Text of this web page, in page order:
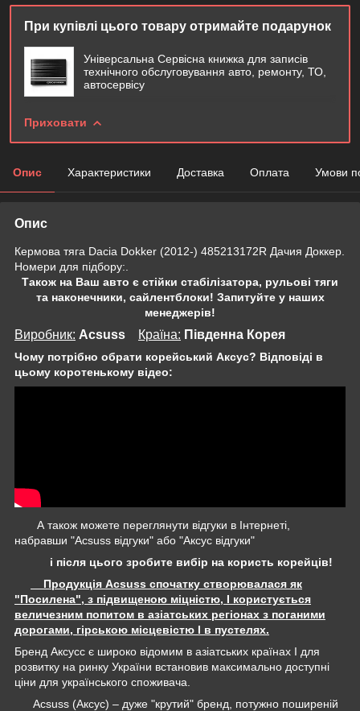
При купівлі цього товару отримайте подарунок
Універсальна Сервісна книжка для записів
технічного обслуговування авто, ремонту, ТО,
автосервісу
Приховати
Опис Характеристики Доставка Оплата Умови
Опис
Кермова тяга Dacia Dokker (2012-) 485213172R Дачия Доккер.
Номери для підбору:.
Також на Ваш авто є стійки стабілізатора, рульові тяги
та наконечники, сайлентблоки! Запитуйте у наших
менеджерів!
Виробник: Acsuss Крaїна: Південна Корея
Чому потрібно обрати корейський Аксус? Відповіді в
цьому коротенькому відео:
А також можете переглянути відгуки в Інтернеті,
набравши "Acsuss відгуки" або "Аксус відгуки"
і після цього зробите вибір на користь корейців!
Продукція Acsuss спочатку створювалася як
"Посилена", з підвищеною міцністю, І користується
величезним попитом в азіатських регіонах з поганими
дорогами, гірською місцевістю І в пустелях.
Бренд Аксусс є широко відомим в азіатських країнах І для
розвитку на ринку України встановив максимально доступні
ціни для українського споживача.
Acsuss (Аксус) – дуже "крутий" бренд, потужно поширеній